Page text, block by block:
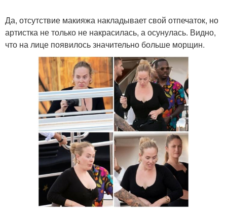
Да, отсутствие макияжа накладывает свой отпечаток, но
артистка не только не накрасилась, а осунулась. Видно,
что на лице появилось значительно больше морщин.